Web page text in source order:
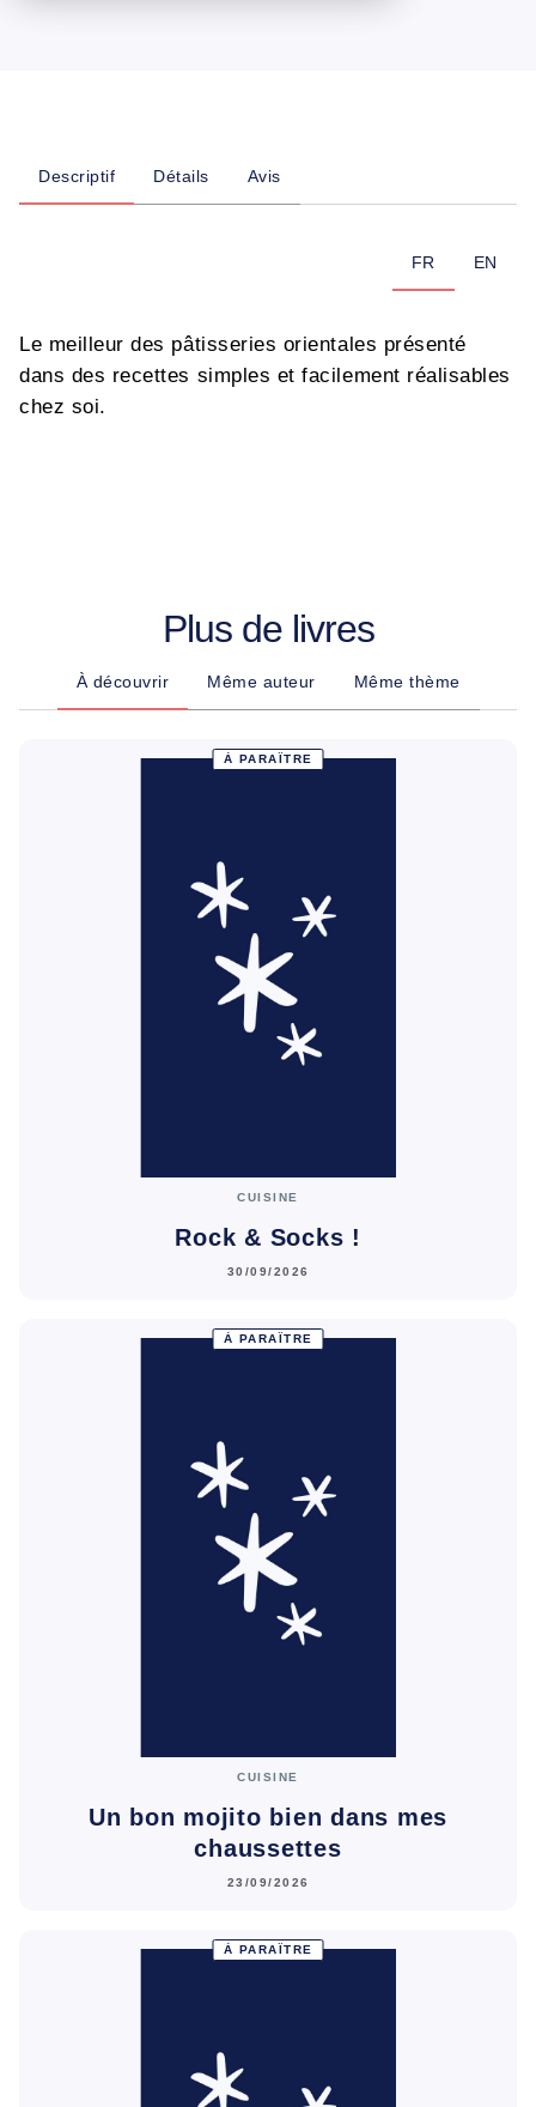
Descriptif Détails Avis
FR EN
Le meilleur des pâtisseries orientales présenté
dans des recettes simples et facilement réalisables
chez soi.
Plus de livres
À découvrir Même auteur Même thème
À PARAÎTRE
CUISINE
Rock & Socks !
30/09/2026
À PARAÎTRE
CUISINE
Un bon mojito bien dans mes
chaussettes
23/09/2026
À PARAÎTRE